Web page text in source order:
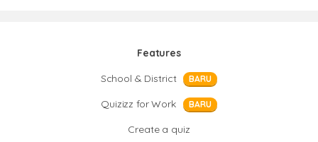
Features
School & District
BARU
Quizizz for Work BARU
Create a quiz